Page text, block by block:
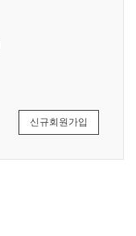
신규회원가입